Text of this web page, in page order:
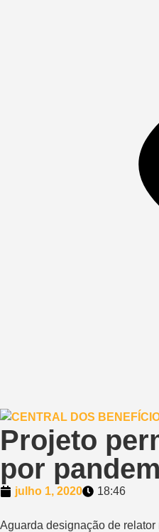
Projeto
por
julho 1, 2020 18:46
Aguarda designação de